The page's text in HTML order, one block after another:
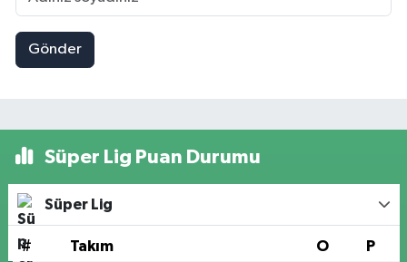
Gönder
Süper Lig Puan Durumu
Süper Lig
# Takım O P